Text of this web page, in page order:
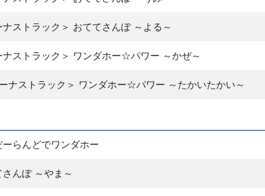
ストラック＞ おててさんぽ ～よる～
ストラック＞ ワンダホー☆パワー ～かぜ～
ストラック＞ ワンダホー☆パワー ～たかいたかい～
らんどでワンダホー
んぽ ～やま～